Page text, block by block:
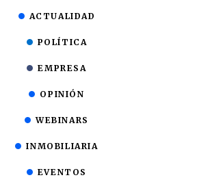
ACTUALIDAD
POLÍTICA
EMPRESA
OPINIÓN
WEBINARS
INMOBILIARIA
EVENTOS